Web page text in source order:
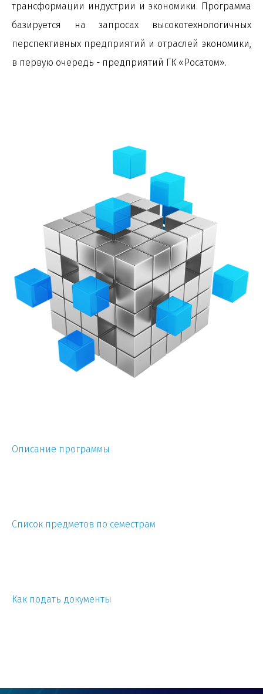
трансформации индустрии и экономики. Программа
базируется на запросах высокотехнологичных
перспективных предприятий и отраслей экономики,
в первую очередь - предприятий ГК «Росатом».
Описание программы
Список предметов по семестрам
Как подать документы